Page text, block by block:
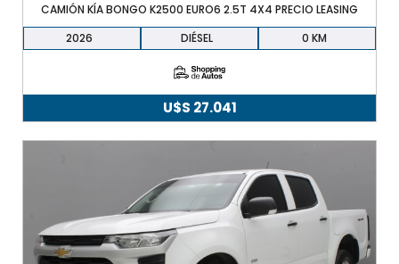
TODOS LOS VEHÍCULOS
AUTOS Y SUV
PICKUP Y DOBLE CABINA
UTILITARIOS Y CAMIONES
VENDÉ
CAMIÓN KÍA BONGO K2500 EURO6 2.5T 4X4 PRECIO LEASING
2026
DIÉSEL 0
U$S 27.041